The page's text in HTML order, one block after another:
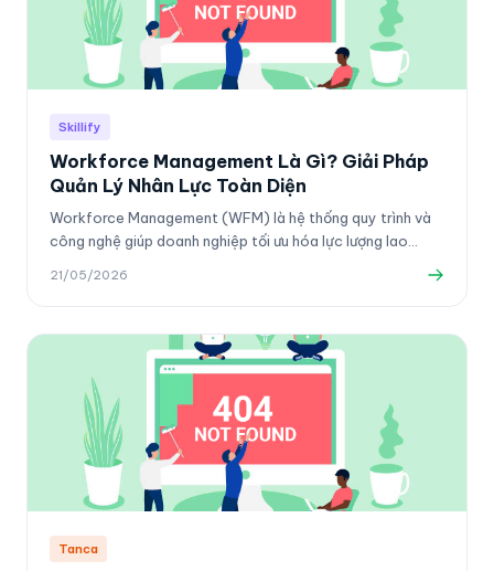
Skillify
Workforce Management Là Gì? Giải Pháp
Quản Lý Nhân Lực Toàn Diện
Workforce Management (WFM) là hệ thống quy trình và
công nghệ giúp doanh nghiệp tối ưu hóa lực lượng lao
phân tích. Bài viết giải thích 6 thành phần cốt lõi của
dành riêng cho thị trường Việt Nam.
21/05/2026
Tanca